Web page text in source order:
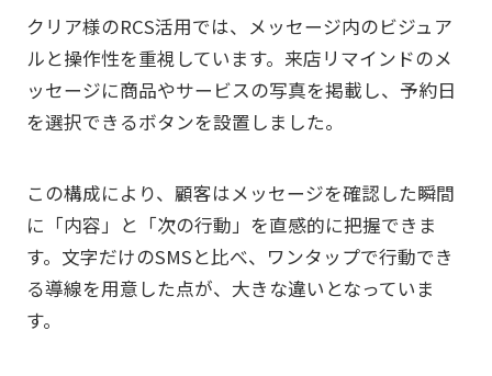
クリア様のRCS活用では、メッセージ内のビジュア
ルと操作性を重視しています。来店リマインドのメ
ッセージに商品やサービスの写真を掲載し、予約日
を選択できるボタンを設置しました。
この構成により、顧客はメッセージを確認した瞬間
に「内容」と「次の行動」を直感的に把握できま
す。文字だけのSMSと比べ、ワンタップで行動でき
る導線を用意した点が、大きな違いとなっていま
す。